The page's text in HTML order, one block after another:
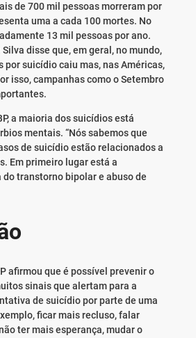
de 700 mil pessoas morreram por
uma a cada 100 mortes. No
13 mil pessoas por ano.
disse que, em geral, no mundo,
por suicídio caiu mas, nas Américas,
isso, campanhas como o Setembro
a maioria dos suicídios está
mentais. “Nós sabemos que
de suicídio estão relacionados a
Em primeiro lugar está a
do transtorno bipolar e abuso de
afirmou que é possível prevenir o
sinais que alertam para a
de suicídio por parte de uma
ficar mais recluso, falar
ter mais esperança, mudar o